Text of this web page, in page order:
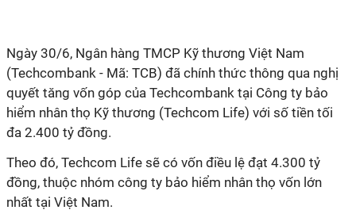
Ngày 30/6, Ngân hàng TMCP Kỹ thương Việt Nam
(Techcombank - Mã: TCB) đã chính thức thông qua nghị
quyết tăng vốn góp của Techcombank tại Công ty bảo
hiểm nhân thọ Kỹ thương (Techcom Life) với số tiền tối
đa 2.400 tỷ đồng.
Theo đó, Techcom Life sẽ có vốn điều lệ đạt 4.300 tỷ
đồng, thuộc nhóm công ty bảo hiểm nhân thọ vốn lớn
nhất tại Việt Nam.